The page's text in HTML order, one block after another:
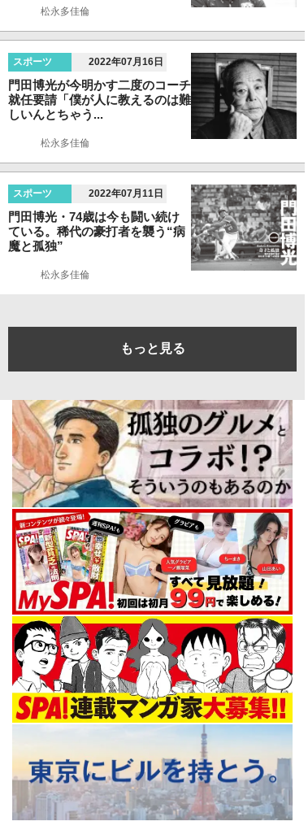
松永多佳倫
スポーツ 2022年07月16日
門田博光が今明かす二度のコーチ
就任要請「僕が人に教えるのは難
しいんとちゃう...
松永多佳倫
スポーツ 2022年07月11日
門田博光・74歳は今も闘い続け
ている。稀代の豪打者を襲う“病
魔と孤独”
松永多佳倫
もっと見る